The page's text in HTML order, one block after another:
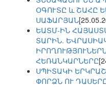
ՕԳՈՒՏԸ և ՇԱՀԸ
ՍԱՖԱՐՅԱՆ
ԵԱՏՄ-ԻՆ
ՏԱՐԻՆ.
ՀԵՌԱՆԿԱՐՆԵՐԸ
ՍՊԻՏԱԿԻ
ՓՈՐՁՆ ՈՒ